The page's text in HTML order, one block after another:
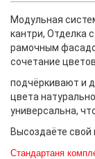
Модульная
кантри, Отделка
рамочным
сочетание
подчёркивают и
цвета
универсальна,
Высоздаёте свой
Стандартаня